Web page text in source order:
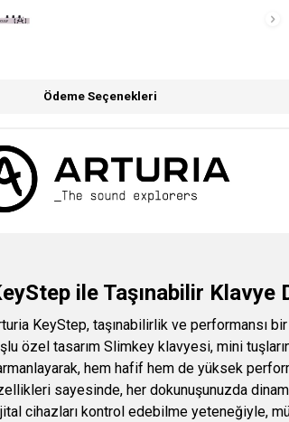
Ödeme Seçenekleri
ile Taşınabilir
KeyStep, taşınabilirlik ve performansı
özel tasarım Slimkey klavyesi, mini
hem hafif hem de yüksek
sayesinde, her dokunuşunuzda
cihazları kontrol edebilme yeteneğiyle,